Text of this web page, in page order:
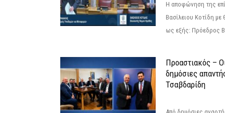
Η αποφώνηση της
Βασίλειου Κοτίδη με
ως εξής: Πρόεδρος
Προαστιακός –
δημόσιες
Τσαβδαρίδη